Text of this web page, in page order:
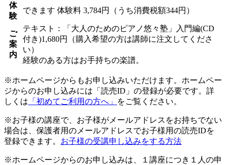
体
験
できます 体験料 3,784円（うち消費税額344円）
ご
案
内
テキスト：「大人のためのピアノ悠々塾」入門編(CD
付き)1,680円（購入希望の方は講師に注文してくださ
い）
経験のある方はお手持ちの楽譜。
※ホームページからもお申し込みいただけます。ホームペー
ジからのお申し込みには「読売ID」の登録が必要です。詳
しくは 「初めてご利用の方へ」 をご覧ください。
※お子様の講座で、お子様がメールアドレスをお持ちでない
場合は、保護者用のメールアドレスでお子様用の読売IDを
登録できます。 お子様の受講申し込みをする方法
※ホームページからのお申し込みは、１講座につき１人の申